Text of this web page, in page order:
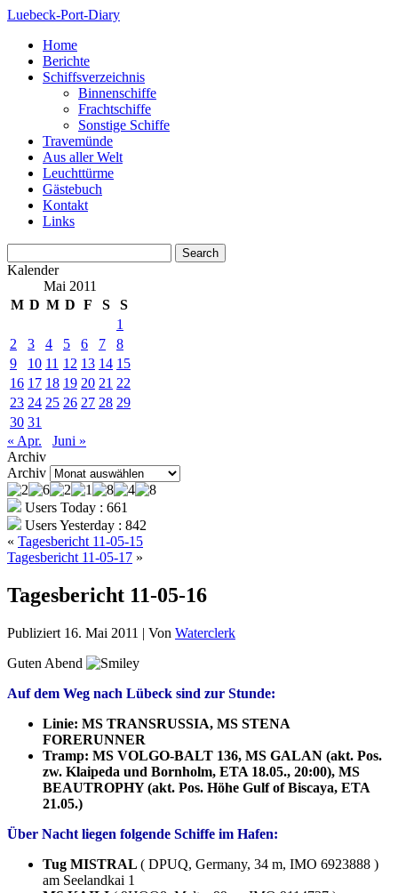
Luebeck-Port-Diary
Home
Berichte
Schiffsverzeichnis
Binnenschiffe
Frachtschiffe
Sonstige Schiffe
Travemünde
Aus aller Welt
Leuchttürme
Gästebuch
Kontakt
Links
Kalender
Mai 2011
M D M D F S
S
1
2
3 4 5 6 7
8
9
10 11 12 13 14 15
16 17 18 19 20 21 22
23 24 25 26 27 28 29
30 31
« Apr.
Juni »
Archiv
Archiv
Users Today : 661
Users Yesterday : 842
« Tagesbericht 11-05-15
Tagesbericht 11-05-17 »
Tagesbericht 11-05-16
Publiziert 16. Mai 2011 | Von Waterclerk
Guten Abend
Auf dem Weg nach Lübeck sind zur Stunde:
Linie: MS TRANSRUSSIA, MS STENA
FORERUNNER
Tramp: MS VOLGO-BALT 136, MS GALAN (akt. Pos.
zw. Klaipeda und Bornholm, ETA 18.05., 20:00), MS
BEAUTROPHY (akt. Pos. Höhe Gulf of Biscaya, ETA
21.05.)
Über Nacht liegen folgende Schiffe im Hafen:
Tug MISTRAL ( DPUQ, Germany, 34 m, IMO 6923888 )
am Seelandkai 1